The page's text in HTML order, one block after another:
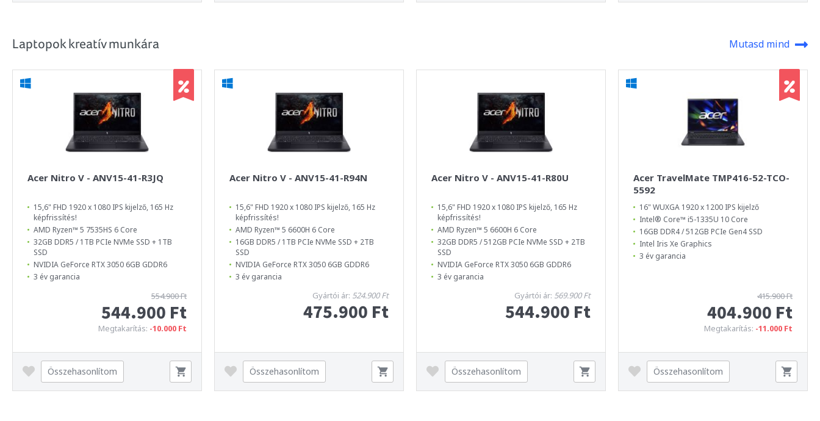
Laptopok kreatív munkára Mutasd mind
Acer Nitro V - ANV15-41-R3JQ
15,6" FHD 1920 x 1080 IPS kijelző, 165 Hz
képfrissítés!
AMD Ryzen™ 5 7535HS 6 Core
32GB DDR5 / 1TB PCIe NVMe SSD + 1TB
SSD
NVIDIA GeForce RTX 3050 6GB GDDR6
3 év garancia
554.900 Ft
544.900 Ft
Megtakarítás: -10.000 Ft
Összehasonlítom
Acer Nitro V - ANV15-41-R94N
15,6" FHD 1920 x 1080 IPS kijelző, 165 Hz
képfrissítés!
AMD Ryzen™ 5 6600H 6 Core
16GB DDR5 / 1TB PCIe NVMe SSD + 2TB
SSD
NVIDIA GeForce RTX 3050 6GB GDDR6
3 év garancia
Gyártói ár: 524.900 Ft
475.900 Ft
Összehasonlítom
Acer Nitro V - ANV15-41-R80U
15,6" FHD 1920 x 1080 IPS kijelző, 165 Hz
képfrissítés!
AMD Ryzen™ 5 6600H 6 Core
32GB DDR5 / 512GB PCIe NVMe SSD + 2TB
SSD
NVIDIA GeForce RTX 3050 6GB GDDR6
3 év garancia
Gyártói ár: 569.900 Ft
544.900 Ft
Összehasonlítom
Acer TravelMate TMP416-52-TCO-
5592
16" WUXGA 1920 x 1200 IPS kijelző
Intel® Core™ i5-1335U 10 Core
16GB DDR4 / 512GB PCIe Gen4 SSD
Intel Iris Xe Graphics
3 év garancia
415.900 Ft
404.900 Ft
Megtakarítás: -11.000 Ft
Összehasonlítom